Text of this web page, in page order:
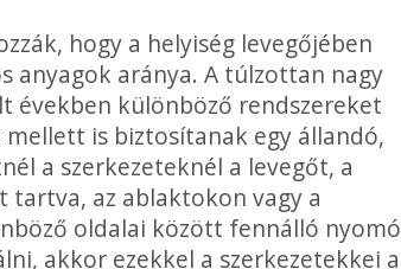
hogy a helyiség levegőjében
anyagok aránya. A túlzottan nagy
években külön­böző rendszereket
is biztosítanak egy állandó,
a szerkezeteknél a levegőt, a
tartva, az ablaktokon vagy a
oldalai között fennálló nyomó
akkor ezekkel a szerkezetekkei a